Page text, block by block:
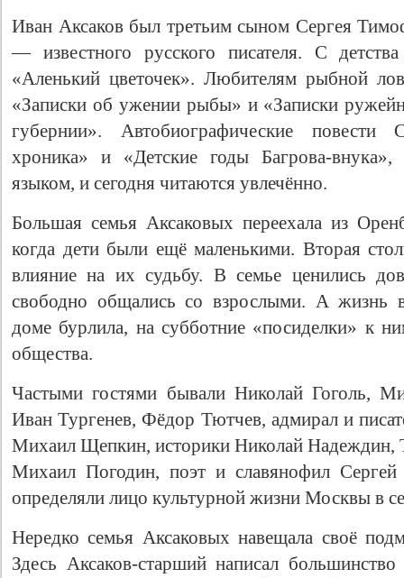
Иван Аксаков был третьим сыном Сергея
— известного русского писателя. С
«Аленький цветочек». Любителям рыбной
«Записки об ужении рыбы» и «Записки
губернии». Автобиографические повести
хроника» и «Детские годы Багрова-
языком, и сегодня читаются увлечённо.
Большая семья Аксаковых переехала из
когда дети были ещё маленькими. Вторая
влияние на их судьбу. В семье ценились
свободно общались со взрослыми. А жизнь в
доме бурлила, на субботние «посиделки» к
общества.
Частыми гостями бывали Николай Гоголь,
Иван Тургенев, Фёдор Тютчев, адмирал и
Михаил Щепкин, историки Николай Надеждин,
Михаил Погодин, поэт и славянофил
определяли лицо культурной жизни Москвы в
Нередко семья Аксаковых навещала своё
Здесь Аксаков-старший написал
Свидетельство